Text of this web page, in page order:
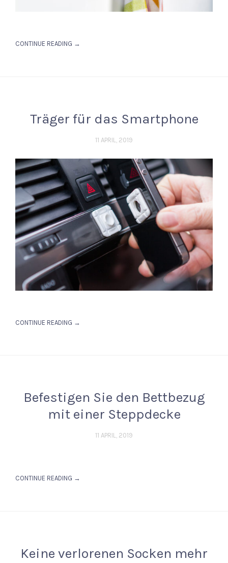
CONTINUE READING →
Träger für das Smartphone
11 APRIL, 2019
CONTINUE READING →
Befestigen Sie den Bettbezug
mit einer Steppdecke
11 APRIL, 2019
CONTINUE READING →
Keine verlorenen Socken mehr